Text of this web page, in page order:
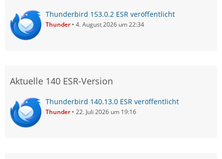
Thunderbird 153.0.2 ESR veröffentlicht
Thunder 4. August 2026 um 22:34
Aktuelle 140 ESR-Version
Thunderbird 140.13.0 ESR veröffentlicht
Thunder 22. Juli 2026 um 19:16